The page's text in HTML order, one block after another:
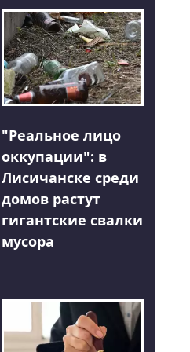
"Реальное лицо
оккупации": в
Лисичанске среди
домов растут
гигантские свалки
мусора